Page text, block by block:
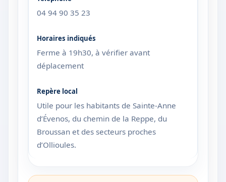
04 94 90 35 23
Ferme à 19h30, à vérifier avant
déplacement
Utile pour les habitants de Sainte-Anne
d’Évenos, du chemin de la Reppe, du
Broussan et des secteurs proches
d’Ollioules.